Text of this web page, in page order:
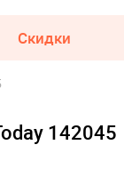
Скидки
142045